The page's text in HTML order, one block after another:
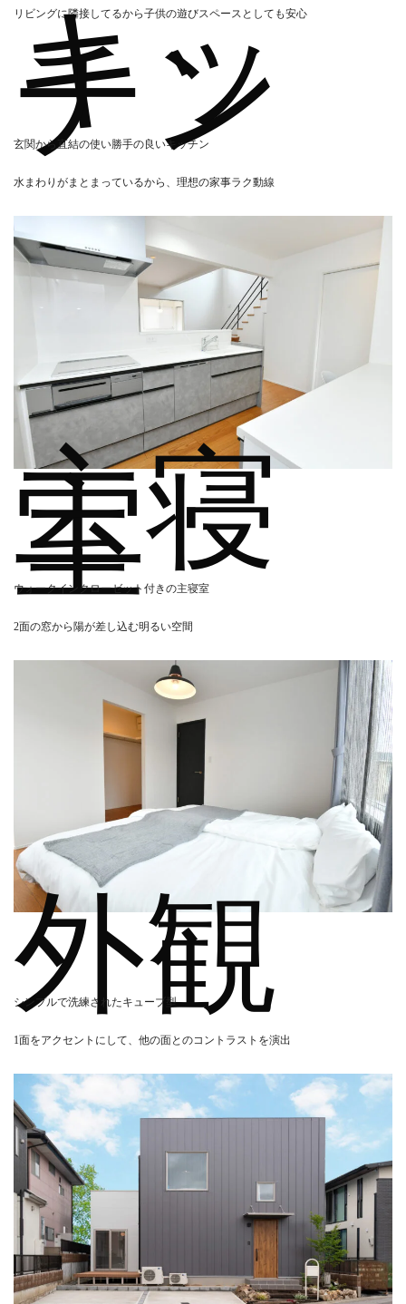
リビングに隣接してるから子供の遊びスペースとしても安心
キッ
チン
玄関から直結の使い勝手の良いキッチン
水まわりがまとまっているから、理想の家事ラク動線
主寝
室
ウォークインクローゼット付きの主寝室
2面の窓から陽が差し込む明るい空間
外観
シンプルで洗練されたキューブ型
1面をアクセントにして、他の面とのコントラストを演出